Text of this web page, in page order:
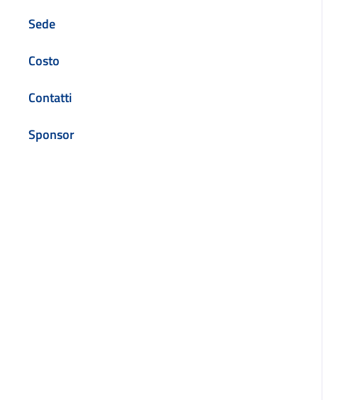
Sede
Costo
Contatti
Sponsor